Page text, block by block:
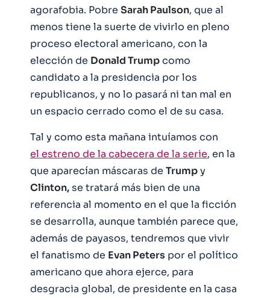
agorafobia. Pobre Sarah Paulson, que al
menos tiene la suerte de vivirlo en pleno
proceso electoral americano, con la
elección de Donald Trumpcomo
candidato a la presidencia por los
republicanos, y no lo pasará ni tan mal en
un espacio cerrado como el de su casa.
Tal y como esta mañana intuíamos con
el estreno de la cabecera de la serie, en la
que aparecían máscaras de Trumpy
Clinton,se tratará más bien de una
referencia al momento en el que la ficción
se desarrolla, aunque también parece que,
además de payasos, tendremos que vivir
el fanatismo de Evan Peters por el político
americano que ahora ejerce, para
desgracia global, de presidente en la casa